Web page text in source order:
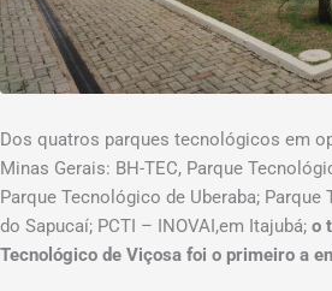
Dos quatros parques tecnológicos em
Minas Gerais: BH-TEC, Parque
Parque Tecnológico de Uberaba;
do Sapucaí; PCTI – INOVAI,em Itajubá; o
Tecnológico de Viçosa foi o primeiro a